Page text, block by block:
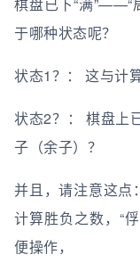
于哪种状态呢？
状态1？： 这与计
状态2？： 棋盘上
子（余子）？
并且，请注意这点
计算胜负之数，“
便操作，